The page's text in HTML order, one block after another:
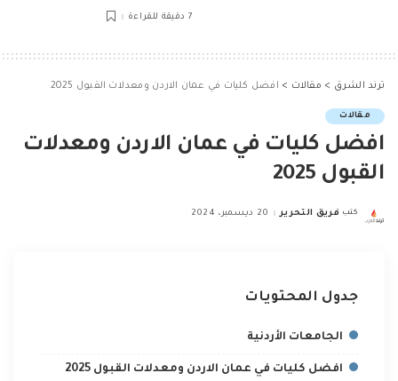
7 دقيقة للقراءة
ترند الشرق > مقالات > افضل كليات في عمان الاردن ومعدلات القبول 2025
مقالات
افضل كليات في عمان الاردن ومعدلات
القبول 2025
Posted
كتب فريق التحرير 20 ديسمبر، 2024
جدول المحتويات
الجامعات الأردنية
افضل كليات في عمان الاردن ومعدلات القبول 2025